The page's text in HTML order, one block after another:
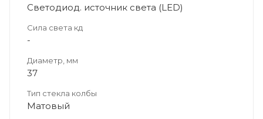
Светодиод. источник света (LED)
Сила света кд
-
Диаметр, мм
37
Тип стекла колбы
Матовый